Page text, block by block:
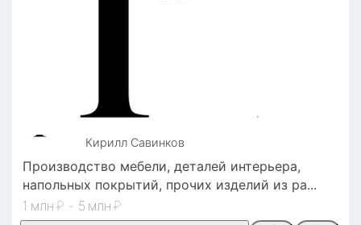
Кирилл Савинков
Производство мебели, деталей интерьера,
напольных покрытий, прочих изделий из ра
1
₽ - 5 ₽